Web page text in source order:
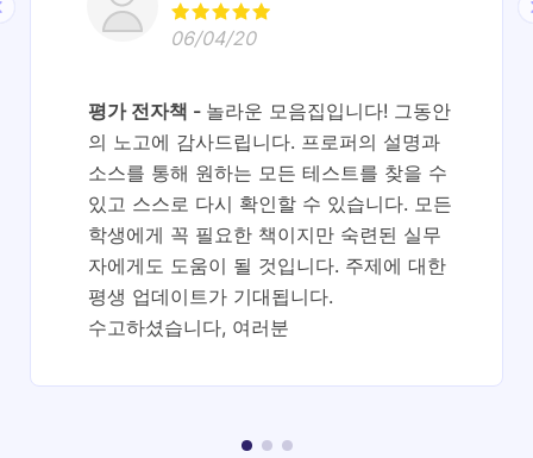
06/04/20
평가 전자책
놀라운 모음집입니다! 그동안
의 노고에 감사드립니다. 프로퍼의 설명과
소스를 통해 원하는 모든 테스트를 찾을 수
있고 스스로 다시 확인할 수 있습니다. 모든
학생에게 꼭 필요한 책이지만 숙련된 실무
자에게도 도움이 될 것입니다. 주제에 대한
평생 업데이트가 기대됩니다.
수고하셨습니다, 여러분